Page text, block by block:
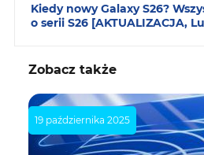
Kiedy nowy Galaxy S26?
o serii S26 [AKTUALIZACJA,
Zobacz także
19 października 2025